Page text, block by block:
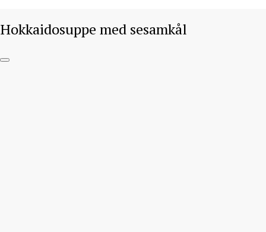
Hokkaidosuppe med sesamkål